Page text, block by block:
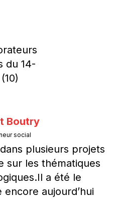
Boutry
social
plusieurs projets
sur les thématiques
a été le
aujourd’hui